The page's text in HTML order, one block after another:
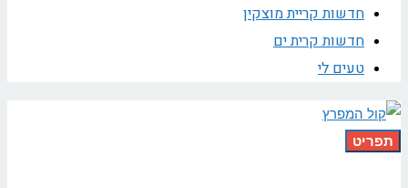
חדשות קריית מוצקין
חדשות קרית ים
טעים לי
תפריט